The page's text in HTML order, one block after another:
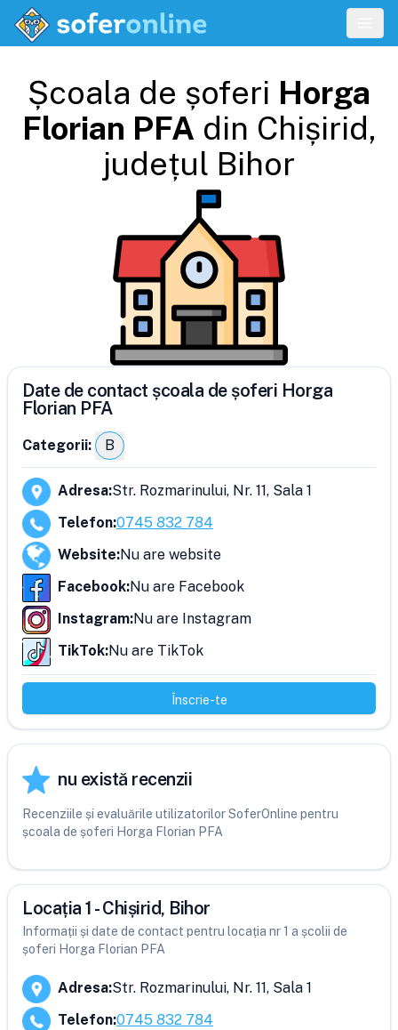
Școala de șoferi Horga
Florian PFA din Chișirid,
județul Bihor
Date de contact școala de șoferi Horga
Florian PFA
Categorii: B
Adresa:Str. Rozmarinului, Nr. 11, Sala 1
Telefon:0745 832 784
Website:Nu are website
Facebook:Nu are Facebook
Instagram:Nu are Instagram
TikTok:Nu are TikTok
Înscrie-te
nu există recenzii
Recenziile și evaluările utilizatorilor SoferOnline pentru
școala de șoferi Horga Florian PFA
Locația 1 - Chișirid, Bihor
Informații și date de contact pentru locația nr 1 a școlii de
șoferi Horga Florian PFA
Adresa:Str. Rozmarinului, Nr. 11, Sala 1
Telefon:0745 832 784